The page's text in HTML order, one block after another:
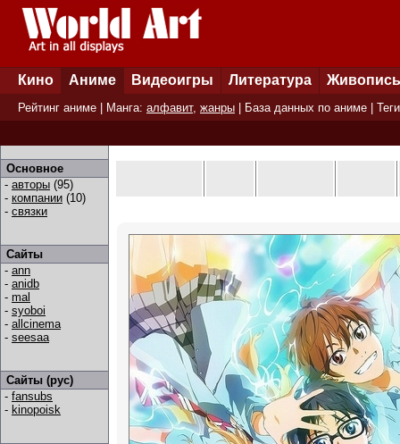
Кино Аниме Видеоигры Литература Живопись
Рейтинг аниме | Манга: алфавит, жанры База данных по аниме Теги
Основное
- авторы (95)
- компании (10)
- связки
Сайты
- ann
- anidb
- mal
- syoboi
- allcinema
- seesaa
Сайты (рус)
- fansubs
- kinopoisk